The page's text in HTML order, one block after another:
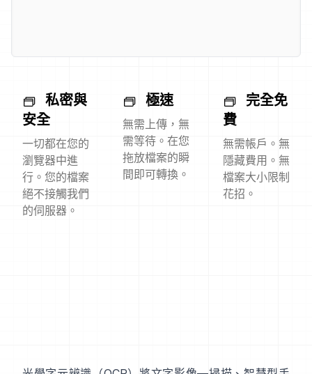
私密與
安全
一切都在您的
瀏覽器中進
行。您的檔案
絕不接觸我們
的伺服器。
極速
無需上傳，無
需等待。在您
拖放檔案的瞬
間即可轉換。
完全免
費
無需帳戶。無
隱藏費用。無
檔案大小限制
花招。